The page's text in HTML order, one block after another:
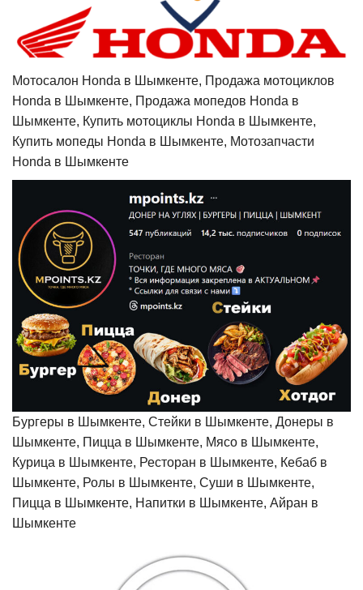
Мотосалон Honda в Шымкенте, Продажа мотоциклов
Honda в Шымкенте, Продажа мопедов Honda в
Шымкенте, Купить мотоциклы Honda в Шымкенте,
Купить мопеды Honda в Шымкенте, Мотозапчасти
Honda в Шымкенте
Бургеры в Шымкенте, Стейки в Шымкенте, Донеры в
Шымкенте, Пицца в Шымкенте, Мясо в Шымкенте,
Курица в Шымкенте, Ресторан в Шымкенте, Кебаб в
Шымкенте, Ролы в Шымкенте, Суши в Шымкенте,
Пицца в Шымкенте, Напитки в Шымкенте, Айран в
Шымкенте